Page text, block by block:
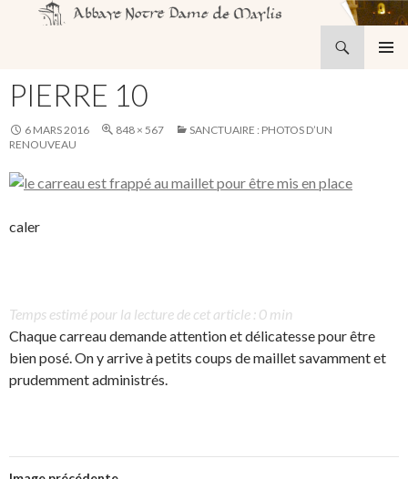
AU
CONTENU
PIERRE 10
6 MARS 2016 848 × 567
SANCTUAIRE : PHOTOS D’UN
RENOUVEAU
caler
Temps estimé pour la lecture de cet article : 0 min
Chaque carreau demande attention et délicatesse pour être
bien posé. On y arrive à petits coups de maillet savamment et
prudemment administrés.